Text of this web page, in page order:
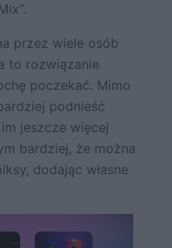
przez wiele osób
to rozwiązanie
poczekać. Mimo
podnieść
jeszcze więcej
bardziej, że można
dodając własne